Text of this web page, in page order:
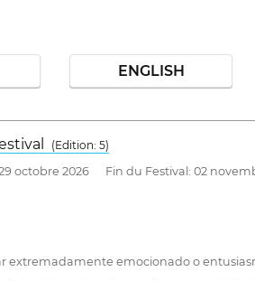
ENGLISH
( Edition: 5)
octobre 2026 Fin du Festival: 02
extremadamente emocionado o